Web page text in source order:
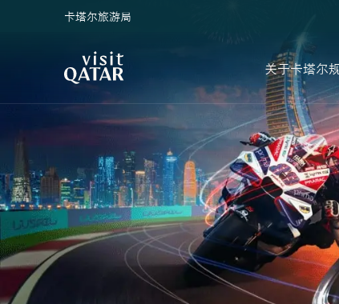
VisitQatar 首页
卡塔尔旅游局
关于卡塔尔